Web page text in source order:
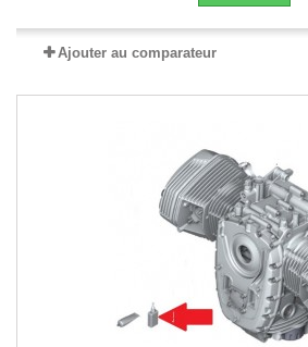
Ajouter au comparateur